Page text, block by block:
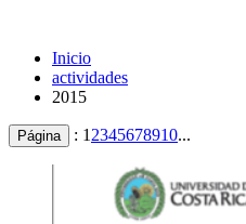
Inicio
actividades
2015
Página : 1 2345678910...